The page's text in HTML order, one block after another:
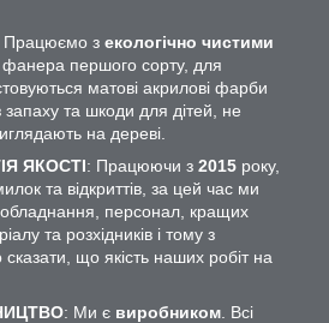
Працюємо з екологічно чистими
першого сорту, для
матові акрилові фарби
запаху та шкоди для дітей, не
на дереві.
ЯКОСТІ: Працюючи з 2015 року,
та відкриттів, за цей час ми
персонал, кращих
та розхідників і тому з
що якість наших робіт на
: Ми є виробником . Всі